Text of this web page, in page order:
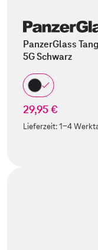
PanzerGlass
5G Schwarz
29,95 €
Lieferzeit:1-4